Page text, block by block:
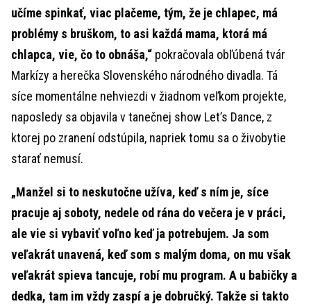
učíme spinkať, viac plačeme, tým, že je chlapec, má
problémy s bruškom, to asi každá mama, ktorá má
chlapca, vie, čo to obnáša,“ pokračovala obľúbená tvár
Markízy a herečka Slovenského národného divadla. Tá
síce momentálne nehviezdi v žiadnom veľkom projekte,
naposledy sa objavila v tanečnej show Let’s Dance, z
ktorej po zranení odstúpila, napriek tomu sa o živobytie
starať nemusí.
„Manžel si to neskutočne užíva, keď s ním je, síce
pracuje aj soboty, nedele od rána do večera je v práci,
ale vie si vybaviť voľno keď ja potrebujem. Ja som
veľakrát unavená, keď som s malým doma, on mu však
veľakrát spieva tancuje, robí mu program. A u babičky a
dedka, tam im vždy zaspí a je dobručký. Takže si takto